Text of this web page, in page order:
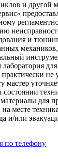
и другой
и
не
мастер
для
месте техника
и/или
по телефону